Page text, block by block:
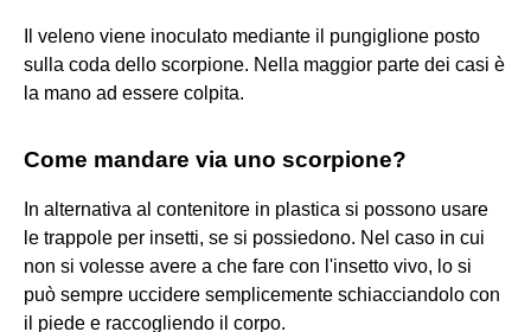
Il veleno viene inoculato mediante il pungiglione posto
sulla coda dello scorpione. Nella maggior parte dei casi è
la mano ad essere colpita.
Come mandare via uno scorpione?
In alternativa al contenitore in plastica si possono usare
le trappole per insetti, se si possiedono. Nel caso in cui
non si volesse avere a che fare con l'insetto vivo, lo si
può sempre uccidere semplicemente schiacciandolo con
il piede e raccogliendo il corpo.